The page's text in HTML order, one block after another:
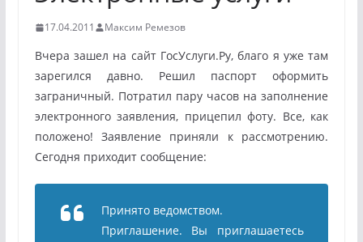
17.04.2011 Максим Ремезов
Вчера зашел на сайт ГосУслуги.Ру, благо я уже там
зарегился давно. Решил паспорт оформить
заграничный. Потратил пару часов на заполнение
электронного заявления, прицепил фоту. Все, как
положено! Заявление приняли к рассмотрению.
Сегодня приходит сообщение:
Принято ведомством.
Приглашение. Вы приглашаетесь